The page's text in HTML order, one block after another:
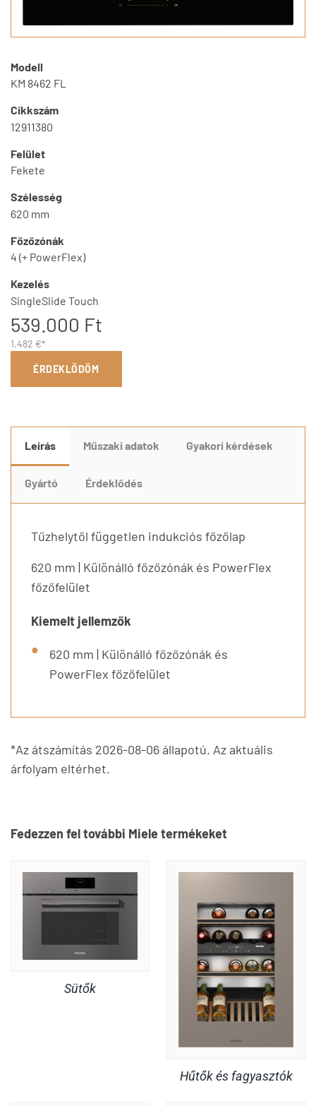
Modell
KM 8462 FL
Cikkszám
12911380
Felület
Fekete
Szélesség
620 mm
Főzőzónák
4 (+ PowerFlex)
Kezelés
SingleSlide Touch
539.000 Ft
1.482 €*
ÉRDEKLŐDÖM
Leírás Műszaki adatok Gyakori kérdések
Gyártó Érdeklődés
Tűzhelytől független indukciós főzőlap
620 mm | Különálló főzőzónák és PowerFlex
főzőfelület
Kiemelt jellemzők
620 mm | Különálló főzőzónák és
PowerFlex főzőfelület
*Az átszámítás 2026-08-06 állapotú. Az aktuális
árfolyam eltérhet.
Fedezzen fel további Miele termékeket
Sütők
Hűtők és fagyasztók